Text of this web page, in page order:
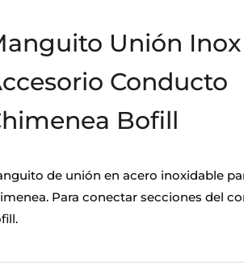
Unión
Conducto
Bofill
de unión en acero inoxidable
Para conectar secciones del